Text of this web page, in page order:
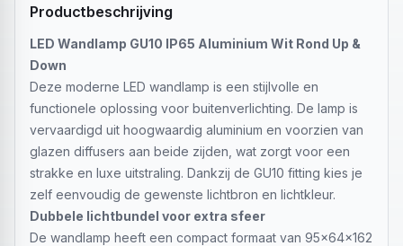
Productbeschrijving
LED Wandlamp GU10 IP65 Aluminium Wit Rond Up &
Down
Deze moderne LED wandlamp is een stijlvolle en
functionele oplossing voor buitenverlichting. De lamp is
vervaardigd uit hoogwaardig aluminium en voorzien van
glazen diffusers aan beide zijden, wat zorgt voor een
strakke en luxe uitstraling. Dankzij de GU10 fitting kies je
zelf eenvoudig de gewenste lichtbron en lichtkleur.
Dubbele lichtbundel voor extra sfeer
De wandlamp heeft een compact formaat van 95x64x162